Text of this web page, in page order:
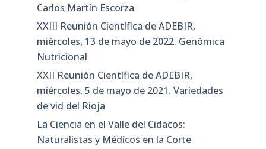
Carlos Martín Escorza
XXIII Reunión Científica de ADEBIR,
miércoles, 13 de mayo de 2022. Genómica
Nutricional
XXII Reunión Científica de ADEBIR,
miércoles, 5 de mayo de 2021. Variedades
de vid del Rioja
La Ciencia en el Valle del Cidacos:
Naturalistas y Médicos en la Corte